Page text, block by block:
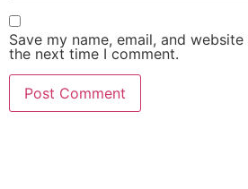
Save my name, email, and
the next time I comment.